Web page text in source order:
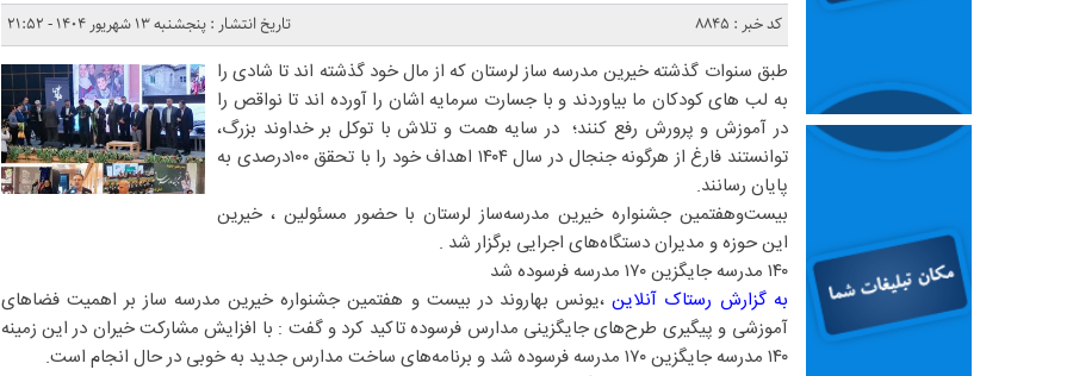
کد خبر : 8845 تاریخ انتشار : پنجشنبه ۱۳ شهریور ۱۴۰۴ - ۲۱:۵۲
طبق سنوات گذشته خیرین مدرسه ساز لرستان که از مال خود گذشته اند تا شادی را
به لب های کودکان ما بیاوردند و با جسارت سرمایه اشان را آورده اند تا نواقص را
در آموزش و پرورش رفع کنند؛ در سایه همت و تلاش با توکل بر خداوند بزرگ،
توانستند فارغ از هرگونه جنجال در سال ۱۴۰۴ اهداف خود را با تحقق ۱۰۰درصدی به
پایان رسانند.
بیست‌وهفتمین جشنواره خیرین مدرسه‌ساز لرستان با حضور مسئولین ، خیرین
این حوزه و مدیران دستگاه‌های اجرایی برگزار شد .
۱۴۰ مدرسه جایگزین ۱۷۰ مدرسه فرسوده شد
به گزارش رستاک آنلاین،یونس بهاروند در بیست و هفتمین جشنواره خیرین مدرسه ساز بر اهمیت فضاهای
آموزشی و پیگیری طرح‌های جایگزینی مدارس فرسوده تاکید کرد و گفت : با افزایش مشارکت خیران در این زمینه
۱۴۰ مدرسه جایگزین ۱۷۰ مدرسه فرسوده شد و برنامه‌های ساخت مدارس جدید به خوبی در حال انجام است.